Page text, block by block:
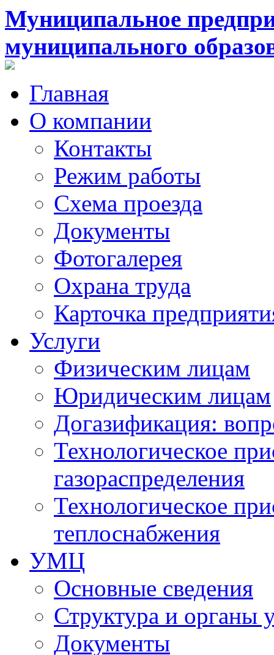
Муниципальное
муниципального
Главная
О компании
Контакты
Режим работы
Схема проезда
Документы
Фотогалерея
Охрана труда
Карточка
Услуги
Физическим лицам
Юридическим лицам
Догазификация:
Технологическое
газораспределения
Технологическое
теплоснабжения
УМЦ
Основные сведения
Структура и органы
Документы